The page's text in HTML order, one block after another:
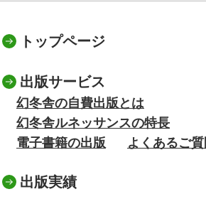
トップページ
出版サービス
幻冬舎の自費出版とは
幻冬舎ルネッサンスの特長
電子書籍の出版
よくあるご質
出版実績